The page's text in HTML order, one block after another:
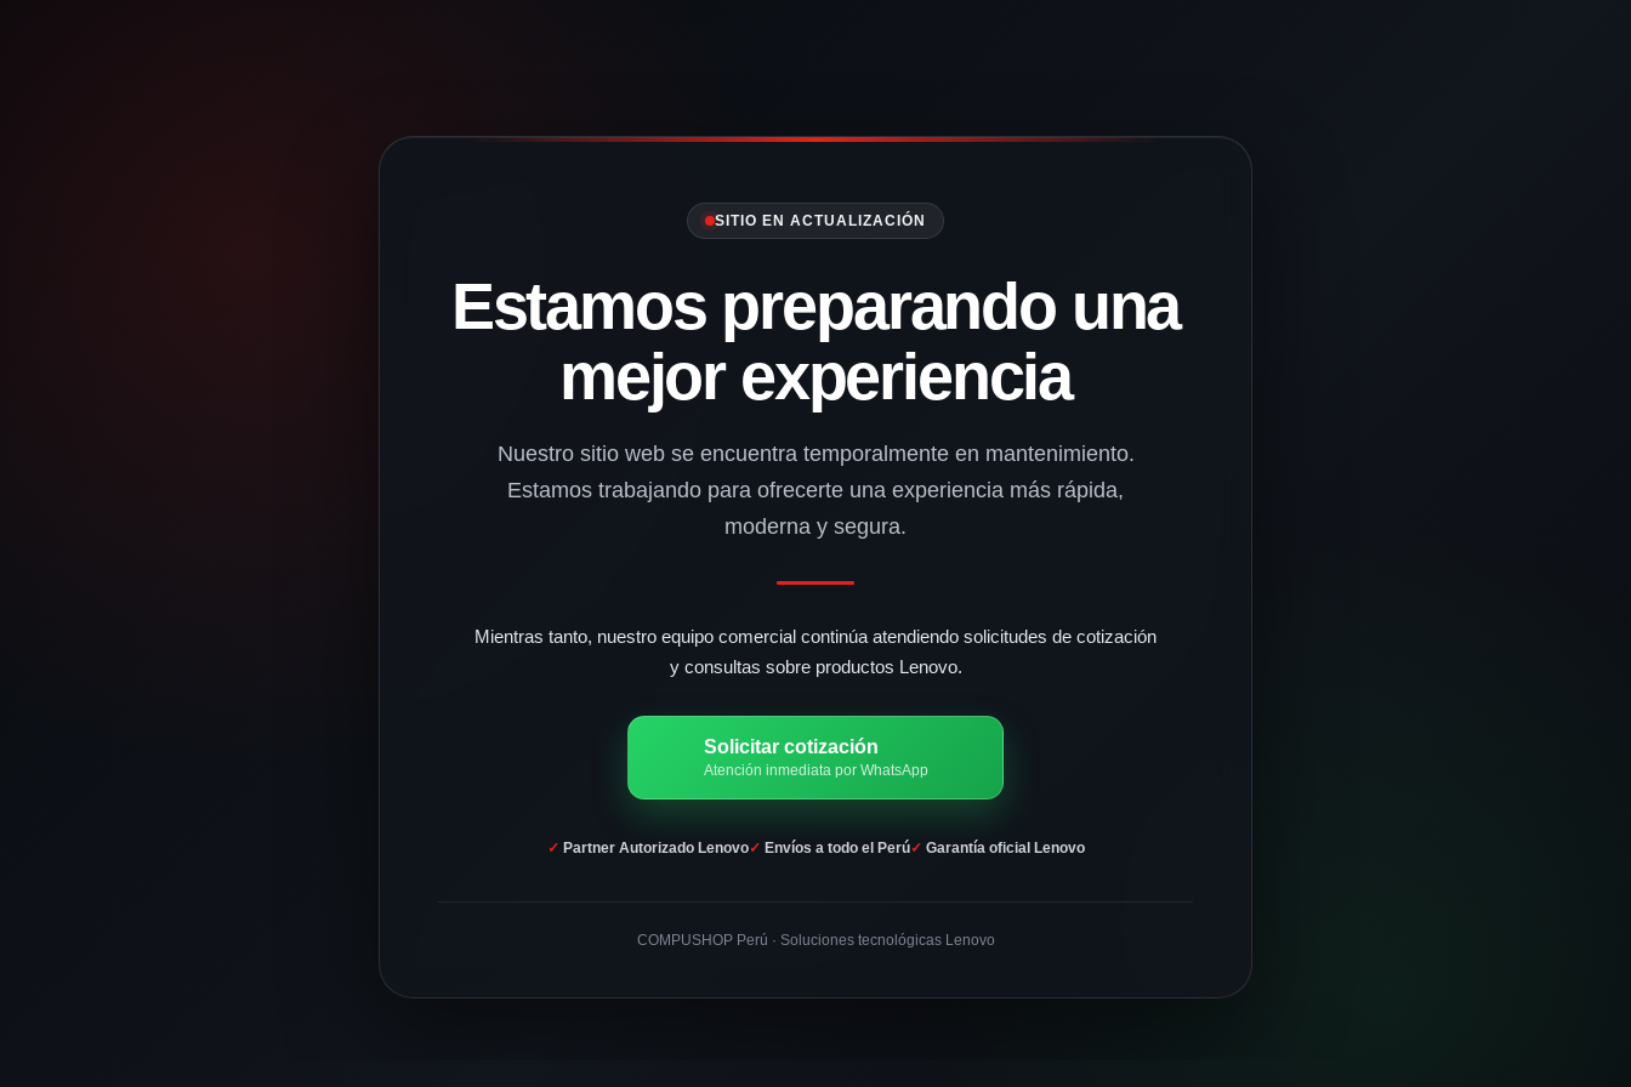
SITIO EN ACTUALIZACIÓN
Estamos preparando una
mejor experiencia
Nuestro sitio web se encuentra temporalmente en mantenimiento.
Estamos trabajando para ofrecerte una experiencia más rápida,
moderna y segura.
Mientras tanto, nuestro equipo comercial continúa atendiendo solicitudes de cotización
y consultas sobre productos Lenovo.
Solicitar cotización
Atención inmediata por WhatsApp
✓ Partner Autorizado Lenovo ✓ Envíos a todo el Perú ✓ Garantía oficial Lenovo
COMPUSHOP Perú · Soluciones tecnológicas Lenovo